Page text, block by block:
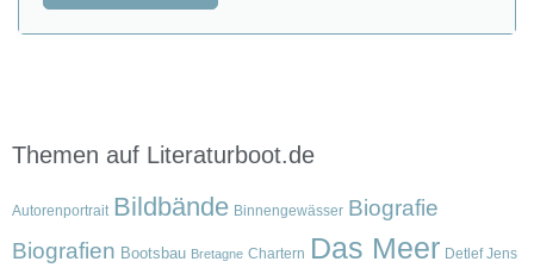
Themen auf Literaturboot.de
Autorenportrait Bildbände Binnengewässer Biografie
Biografien Bootsbau Bretagne Chartern Das Meer Detlef Jens